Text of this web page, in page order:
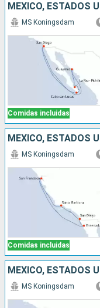
MÉXICO, ESTADOS
Comidas incluidas
MS Koningsdam
MÉXICO, ESTADOS
Comidas incluidas
MS Koningsdam
MÉXICO, ESTADOS
MS Koningsdam